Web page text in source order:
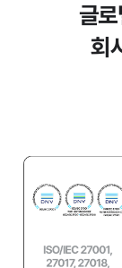
글
회